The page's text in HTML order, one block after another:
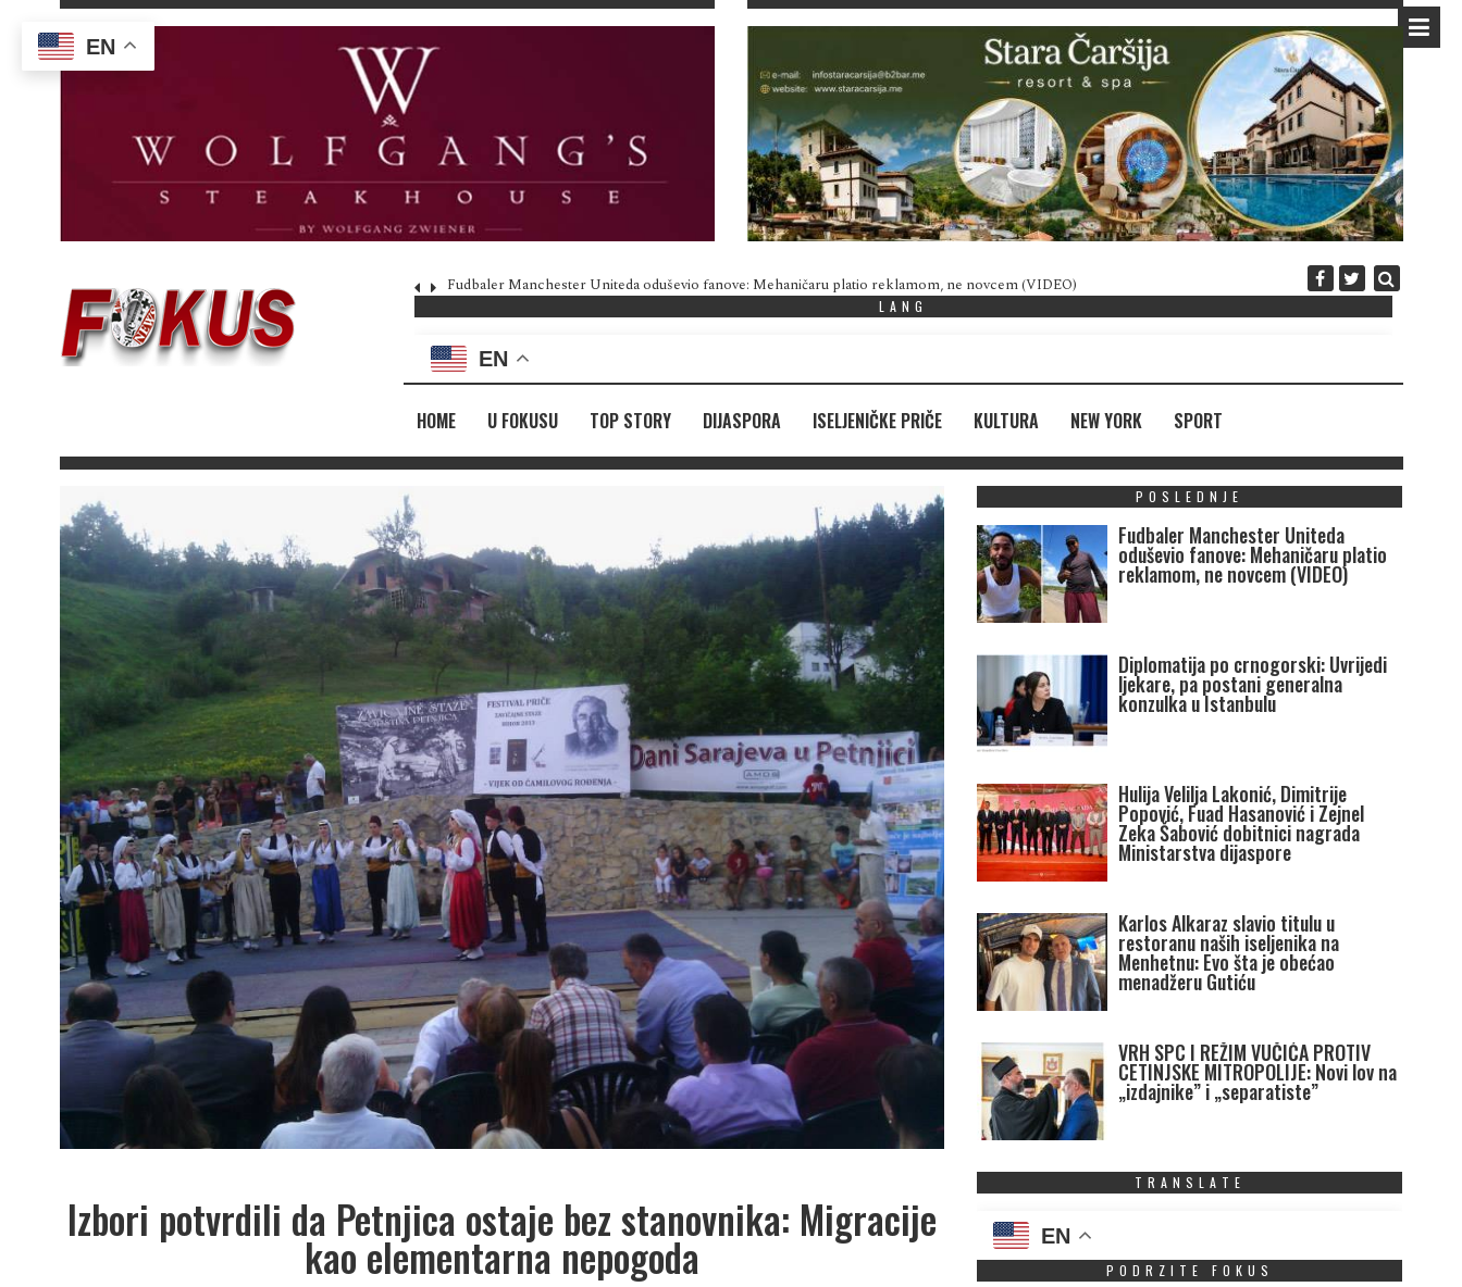
Fudbaler Manchester Uniteda oduševio fanove: Mehaničaru platio reklamom, ne novcem (VIDEO) Diplomatija po
LANG
EN
HOME U FOKUSU TOP STORY DIJASPORA ISELJENIČKE PRIČE KULTURA NEW YORK SPORT
Izbori potvrdili da Petnjica ostaje bez stanovnika: Migracije
kao elementarna nepogoda
POSLEDNJE
Fudbaler Manchester Uniteda
oduševio fanove: Mehaničaru platio
reklamom, ne novcem (VIDEO)
Diplomatija po crnogorski: Uvrijedi
ljekare, pa postani generalna
konzulka u Istanbulu
Hulija Velilja Lakonić, Dimitrije
Popović, Fuad Hasanović i Zejnel
Zeka Šabović dobitnici nagrada
Ministarstva dijaspore
Karlos Alkaraz slavio titulu u
restoranu naših iseljenika na
Menhetnu: Evo šta je obećao
menadžeru Gutiću
VRH SPC I REŽIM VUČIĆA PROTIV
CETINJSKE MITROPOLIJE: Novi lov na
„izdajnike” i „separatiste”
TRANSLATE
EN
PODRZITE FOKUS
EN